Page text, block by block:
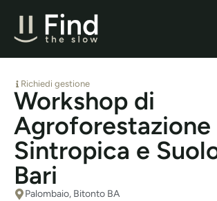
Richiedi gestione
Workshop di
Agroforestazione
Sintropica e
Bari
Palombaio, Bitonto BA